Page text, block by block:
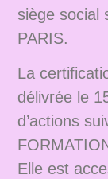
siège social
PARIS.
La
délivrée le
d’actions
Elle est